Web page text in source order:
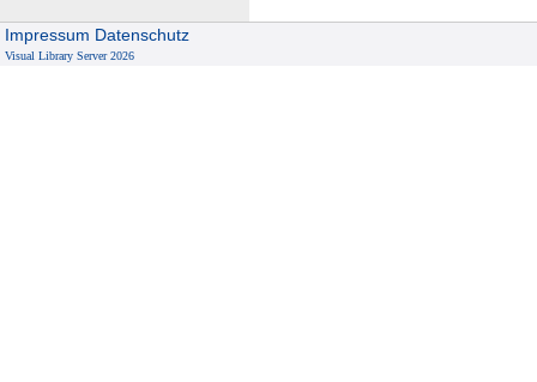
Impressum Datenschutz
Visual Library Server 2026